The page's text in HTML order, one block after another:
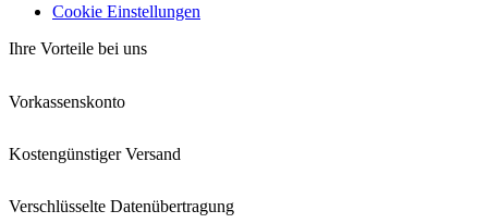
Cookie Einstellungen
Ihre Vorteile bei uns
Vorkassenskonto
Kostengünstiger Versand
Verschlüsselte Datenübertragung